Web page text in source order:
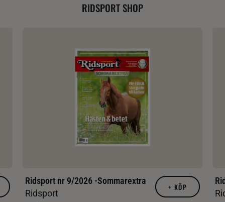
RIDSPORT SHOP
Ridsport nr 9/2026 -Sommarextra
Ridsport
+ KÖP